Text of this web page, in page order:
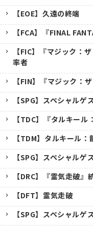
【EOE】久遠の終端
【FCA】『FINAL
【FIC】『マジック：
率者
【FIN】『マジック：
【SPG】スペシャルゲ
【TDC】『タルキー
【TDM】タルキール：
【SPG】スペシャルゲ
【DRC】『霊気走破』
【DFT】霊気走破
【SPG】スペシャルゲ